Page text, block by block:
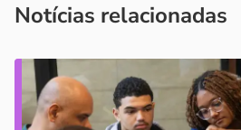
Notícias relacionadas